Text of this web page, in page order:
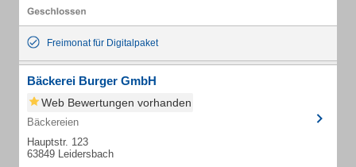
Freimonat für Digitalpaket
Bäckerei Burger GmbH
Web Bewertungen vorhanden
Bäckereien
Hauptstr. 123
63849 Leidersbach